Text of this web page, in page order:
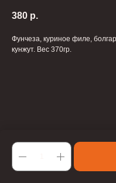
380 р.
Фунчеза, куриное филе,
кунжут. Вес 370гр.